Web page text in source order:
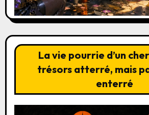
La vie pourrie d’un
trésors atterré, mais
enterré